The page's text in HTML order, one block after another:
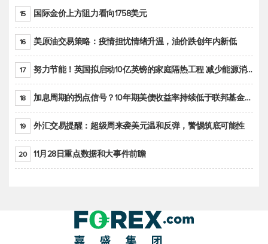
15 国际金价上方阻力看向1758美元
16 美原油交易策略：疫情担忧情绪升温，油价跌创年内新低
17 努力节能！英国拟启动10亿英镑的家庭隔热工程 减少能源消耗
18 加息周期的拐点信号？10年期美债收益率持续低于联邦基金利率目标区间
19 外汇交易提醒：超级周来袭美元温和反弹，警惕筑底可能性
20 11月28日重点数据和大事件前瞻